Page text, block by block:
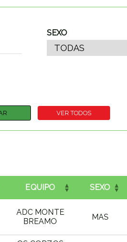
SEXO
EQUIPO SEXO
ADC MONTE
BREAMO
MAS